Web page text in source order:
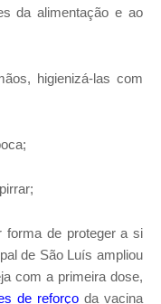
da alimentação e ao
higienizá-las com
;
forma de proteger a si
de São Luís ampliou
com a primeira dose,
de reforço da vacina